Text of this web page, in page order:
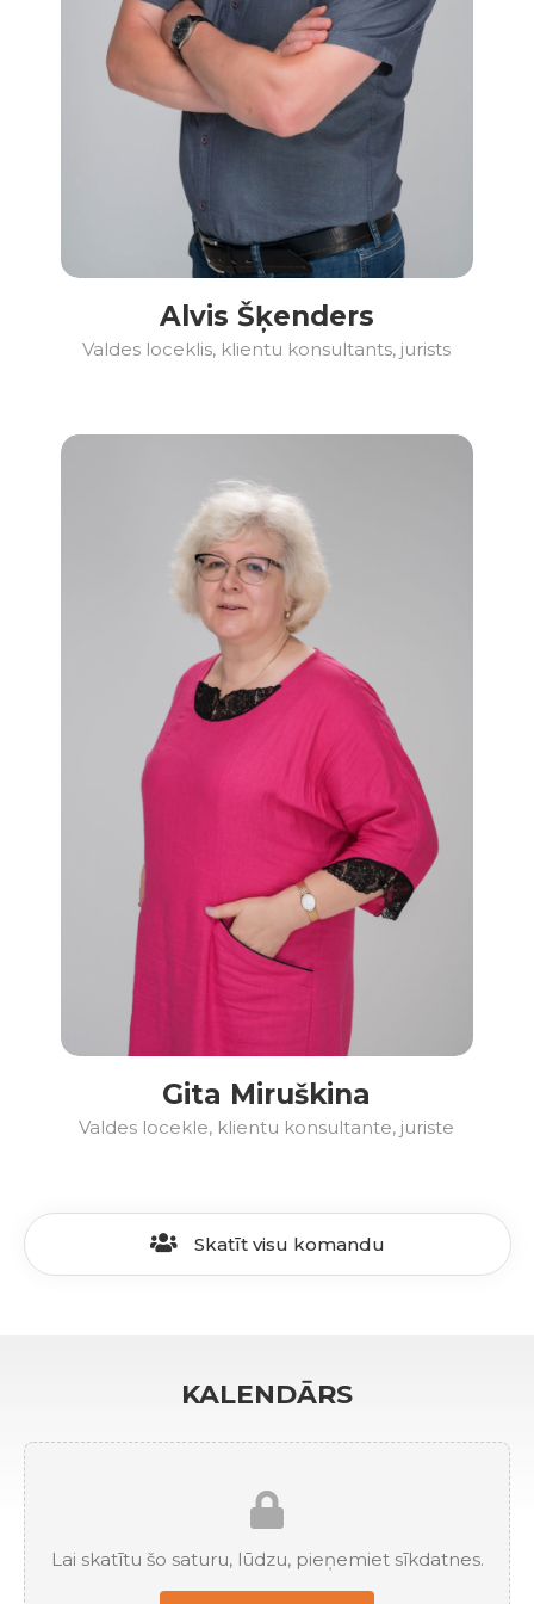
Alvis Šķenders
Valdes loceklis, klientu konsultants, jurists
Gita Miruškina
Valdes locekle, klientu konsultante, juriste
Skatīt visu komandu
KALENDĀRS
Lai skatītu šo saturu, lūdzu, pieņemiet sīkdatnes.